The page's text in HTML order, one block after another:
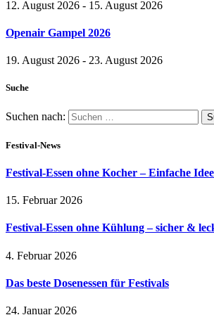
12. August 2026 - 15. August 2026
Openair Gampel 2026
19. August 2026 - 23. August 2026
Suche
Suchen nach:
Festival-News
Festival-Essen ohne Kocher – Einfache
15. Februar 2026
Festival-Essen ohne Kühlung – sicher &
4. Februar 2026
Das beste Dosenessen für Festivals
24. Januar 2026